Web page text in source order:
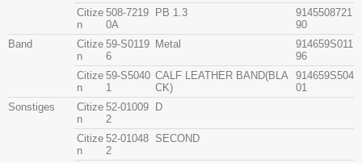
Citize
n
508-7219
0A
PB 1.3
9145508721
90
Band
Citize
n
59-S0119
6
Metal
914659S011
96
Citize
n
59-S5040
1
CALF LEATHER BAND(BLA
CK)
914659S504
01
Sonstiges
Citize
n
52-01009
2
D
Citize
n
52-01048
2
SECOND